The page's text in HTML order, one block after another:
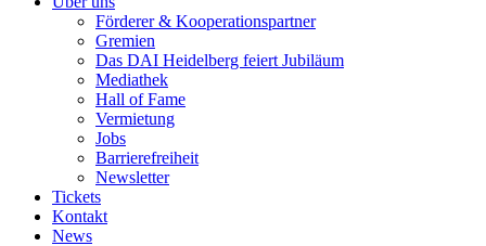
Förderer & Kooperationspartner
Gremien
Das DAI Heidelberg feiert Jubiläum
Mediathek
Hall of Fame
Vermietung
Jobs
Barrierefreiheit
Newsletter
Tickets
Kontakt
News